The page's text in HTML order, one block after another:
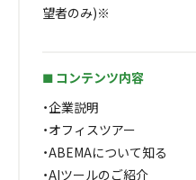
望者のみ)※
🟩 コンテンツ内容
・企業説明
・オフィスツアー
・ABEMAについて知る
・AIツールのご紹介